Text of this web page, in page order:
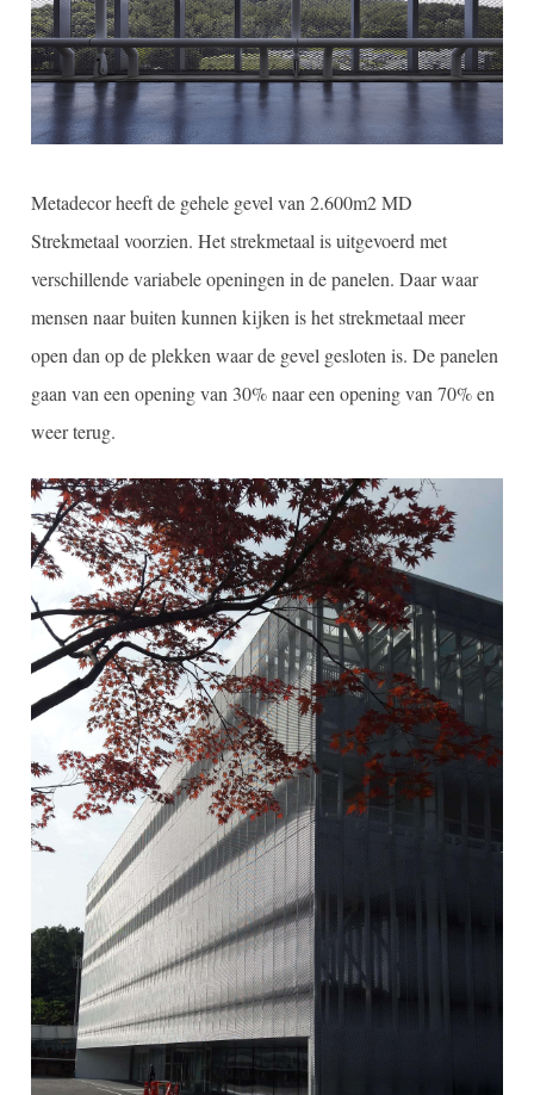
Metadecor heeft de gehele gevel van 2.600m2 MD
Strekmetaal voorzien. Het strekmetaal is uitgevoerd met
verschillende variabele openingen in de panelen. Daar waar
mensen naar buiten kunnen kijken is het strekmetaal meer
open dan op de plekken waar de gevel gesloten is. De panelen
gaan van een opening van 30% naar een opening van 70% en
weer terug.